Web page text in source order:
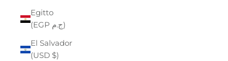
Egitto
(EGP ج.م)
El Salvador
(USD $)